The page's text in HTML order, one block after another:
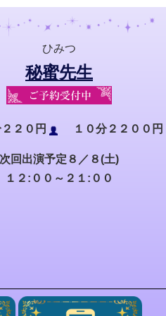
ひみつ
秘蜜先生
２０円 １０分２２００円
次回出演予定８／８(土)
１２:００～２１:００